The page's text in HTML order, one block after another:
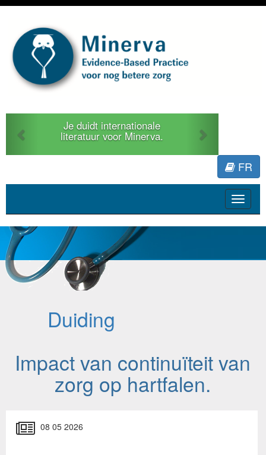
Je duidt internationale
literatuur voor Minerva.
Previous
FR
Toggle
Duiding
Impact van continuïteit van
zorg op hartfalen.
08 05 2026